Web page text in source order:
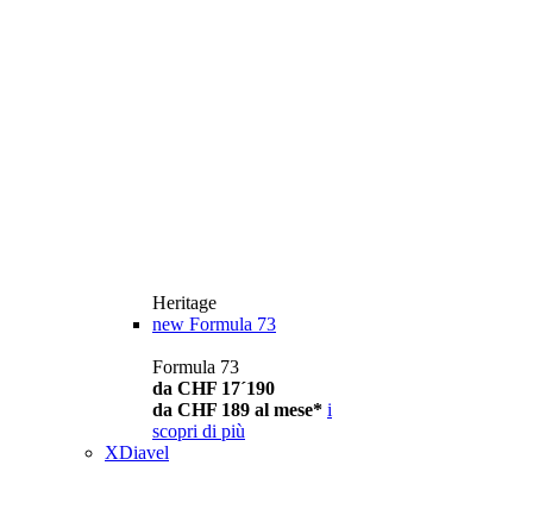
Heritage
new Formula 73
Formula 73
da CHF 17´190
da CHF 189 al mese* i
scopri di più
XDiavel